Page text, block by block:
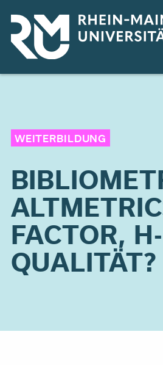
zum
Inhalt
WEITERBILDUNG
FACTOR,
QUALITÄT?